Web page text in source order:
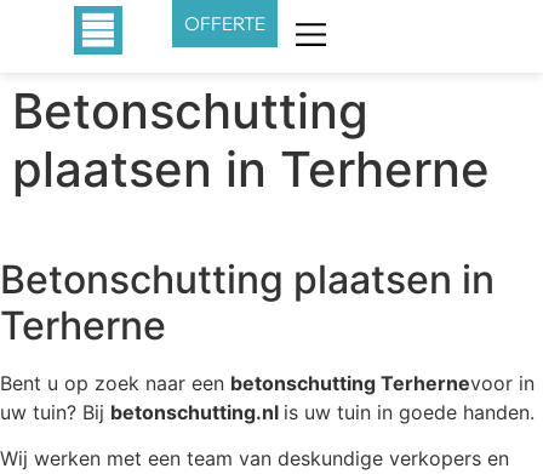
OFFERTE
Betonschutting
plaatsen in Terherne
Betonschutting plaatsen in
Terherne
Bent u op zoek naar een betonschutting Terhernevoor in
uw tuin? Bij betonschutting.nl is uw tuin in goede handen.
Wij werken met een team van deskundige verkopers en